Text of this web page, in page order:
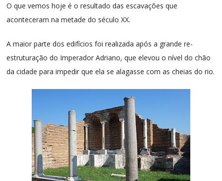
O que vemos hoje é o resultado das escavações que
aconteceram na metade do século XX.
A maior parte dos edifícios foi realizada após a grande re-
estruturação do Imperador Adriano, que elevou o nível do chão
da cidade para impedir que ela se alagasse com as cheias do rio.